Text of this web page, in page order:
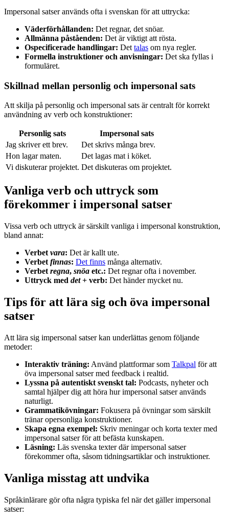
Impersonal satser används ofta i svenskan för att uttrycka:
Väderförhållanden: Det regnar, det snöar.
Allmänna påståenden: Det är viktigt att rösta.
Ospecificerade handlingar: Det talas om nya regler.
Formella instruktioner och anvisningar: Det ska fyllas i
formuläret.
Skillnad mellan personlig och impersonal sats
Att skilja på personlig och impersonal sats är centralt för korrekt
användning av verb och konstruktioner:
Personlig sats
Impersonal sats
Jag skriver ett brev.
Det skrivs många brev.
Hon lagar maten.
Det lagas mat i köket.
Vi diskuterar projektet. Det diskuteras om projektet.
Vanliga verb och uttryck som
förekommer i impersonal satser
Vissa verb och uttryck är särskilt vanliga i impersonal konstruktion,
bland annat:
Verbet vara: Det är kallt ute.
Verbet finnas: Det finns många alternativ.
Verbet regna, snöa etc.: Det regnar ofta i november.
Uttryck med det+ verb: Det händer mycket nu.
Tips för att lära sig och öva impersonal
satser
Att lära sig impersonal satser kan underlättas genom följande
metoder:
Interaktiv träning: Använd plattformar som Talkpal för att
öva impersonal satser med feedback i realtid.
Lyssna på autentiskt svenskt tal: Podcasts, nyheter och
samtal hjälper dig att höra hur impersonal satser används
naturligt.
Grammatikövningar: Fokusera på övningar som särskilt
tränar opersonliga konstruktioner.
Skapa egna exempel: Skriv meningar och korta texter med
impersonal satser för att befästa kunskapen.
Läsning: Läs svenska texter där impersonal satser
förekommer ofta, såsom tidningsartiklar och instruktioner.
Vanliga misstag att undvika
Språkinlärare gör ofta några typiska fel när det gäller impersonal
satser: